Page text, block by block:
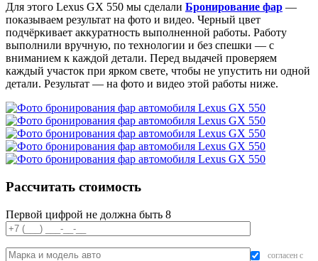
Для этого Lexus GX 550 мы сделали Бронирование фар —
показываем результат на фото и видео. Черный цвет
подчёркивает аккуратность выполненной работы. Работу
выполнили вручную, по технологии и без спешки — с
вниманием к каждой детали. Перед выдачей проверяем
каждый участок при ярком свете, чтобы не упустить ни одной
детали. Результат — на фото и видео этой работы ниже.
Рассчитать стоимость
Первой цифрой не должна быть 8
согласен с